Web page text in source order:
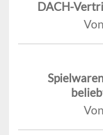
DACH-